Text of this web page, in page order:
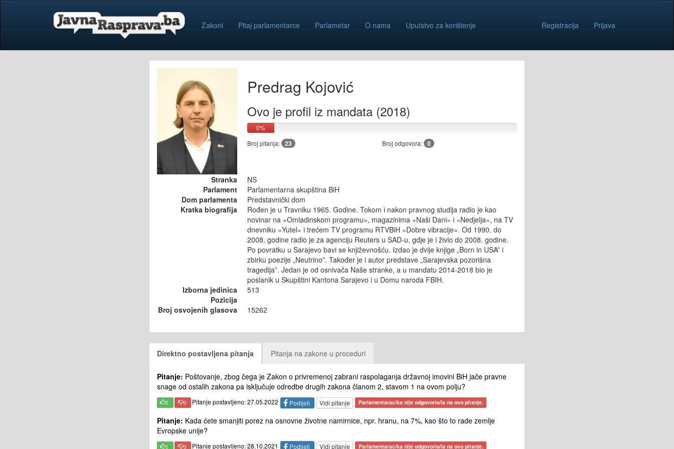
Zakoni Pitaj parlamentarce Parlametar O nama Uputstvo za korištenje Registracija Prijava
Predrag Kojović
Ovo je profil iz mandata (2018)
0%
Broj pitanja: 23 Broj odgovora: 0
Stranka
NS
Parlament
Parlamentarna skupština BiH
Dom parlamenta
Predstavnički dom
Kratka biografija
Rođen je u Travniku 1965. Godine. Tokom i nakon pravnog studija radio je kao
novinar na «Omladinskom programu», magazinima «Naši Dani» i «Nedjelja», na TV
dnevniku «Yutel» i trećem TV programu RTVBiH «Dobre vibracije». Od 1990. do
2008. godine radio je za agenciju Reuters u SAD-u, gdje je i živio do 2008. godine.
Po povratku u Sarajevo bavi se književnošću. Izdao je dvije knjige „Born in USA” i
zbirku poezije „Neutrino”. Također je i autor predstave „Sarajevska pozorišna
tragedija”. Jedan je od osnivača Naše stranke, a u mandatu 2014-2018 bio je
poslanik u Skupštini Kantona Sarajevo i u Domu naroda FBIH.
Izborna jedinica
513
Pozicija
Broj osvojenih glasova
15262
Direktno postavljena pitanja Pitanja na zakone u proceduri
Pitanje: Poštovanje, zbog čega je Zakon o privremenoj zabrani raspolaganja državnoj imovini BiH jače pravne
snage od ostalih zakona pa isključuje odredbe drugih zakona članom 2, stavom 1 na ovom polju?
0 0 Pitanje postavljeno: 27.05.2022 Podijeli Vidi pitanje Parlamentarac/ka nije odgovorio/la na ovo pitanje.
Pitanje: Kada ćete smanjiti porez na osnovne životne namirnice, npr. hranu, na 7%, kao što to rade zemlje
Evropske unije?
1 0 Pitanje postavljeno: 28.10.2021 Podijeli Vidi pitanje Parlamentarac/ka nije odgovorio/la na ovo pitanje.